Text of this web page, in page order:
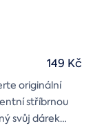
originální
stříbrnou
svůj dárek
149 Kč